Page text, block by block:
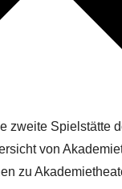
zweite Spielstätte
von
zu